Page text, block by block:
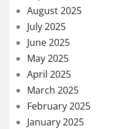
August 2025
July 2025
June 2025
May 2025
April 2025
March 2025
February 2025
January 2025